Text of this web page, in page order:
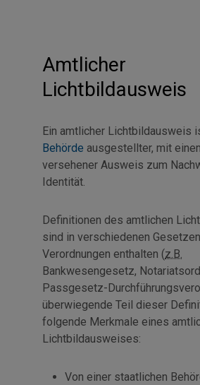
Amtlicher
Lichtbildausweis
Ein amtlicher Lichtbildausweis
Behörde ausgestellter, mit
versehener Ausweis zum
Identität.
Definitionen des amtlichen
sind in verschiedenen Gesetzen
Verordnungen enthalten (z.B.
Bankwesengesetz,
Passgesetz-
überwiegende Teil dieser
folgende Merkmale eines
Lichtbildausweises:
Von einer staatlichen